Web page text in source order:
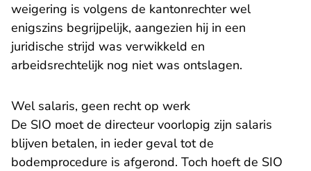
weigering is volgens de kantonrechter wel
enigszins begrijpelijk, aangezien hij in een
juridische strijd was verwikkeld en
arbeidsrechtelijk nog niet was ontslagen.
Wel salaris, geen recht op werk
De SIO moet de directeur voorlopig zijn salaris
blijven betalen, in ieder geval tot de
bodemprocedure is afgerond. Toch hoeft de SIO